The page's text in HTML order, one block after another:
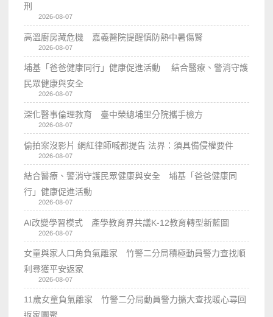
刑
2026-08-07
高溫廚房藏危機 嘉義醫院提醒慎防熱中暑傷腎
2026-08-07
埔基「爸爸健康同行」健康促進活動 結合醫療、警消守護
民眾健康與安全
2026-08-07
深化醫事倫理教育 臺中榮總埔里分院攜手檢方
2026-08-07
偷拍案沒影片 網紅律師喊都提告 法界：須具備侵權要件
2026-08-07
結合醫療、警消守護民眾健康與安全 埔基「爸爸健康同
行」健康促進活動
2026-08-07
AI改變學習模式 產學教育界共議K-12教育轉型新藍圖
2026-08-07
女童與家人口角負氣離家 竹警二分局積極動員警力查找順
利尋獲平安返家
2026-08-07
11歲女童負氣離家 竹警二分局動員警力擴大查找暖心尋回
返家團聚